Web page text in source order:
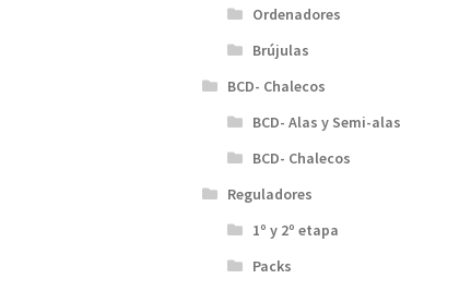
Ordenadores
Brújulas
BCD- Chalecos
BCD- Alas y Semi-alas
BCD- Chalecos
Reguladores
1º y 2º etapa
Packs